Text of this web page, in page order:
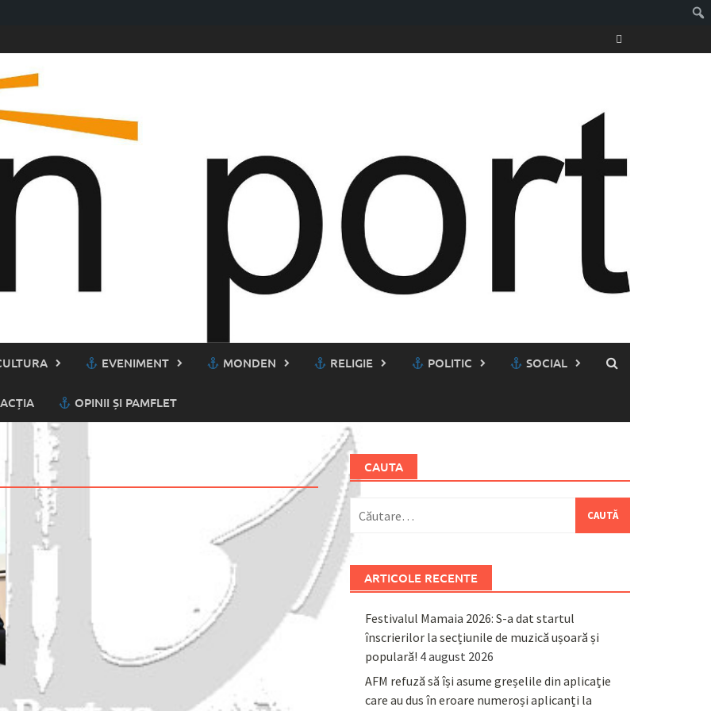
EVENIMENT MONDEN RELIGIE POLITIC SOCIAL
OPINII ȘI PAMFLET
CAUTA
după:
ARTICOLE RECENTE
Festivalul Mamaia 2026: S-a dat startul
înscrierilor la secțiunile de muzică ușoară și
populară! 4 august 2026
AFM refuză să își asume greșelile din aplicație
care au dus în eroare numeroși aplicanți la